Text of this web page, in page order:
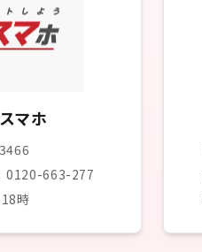
マホ
0120-663-277
時